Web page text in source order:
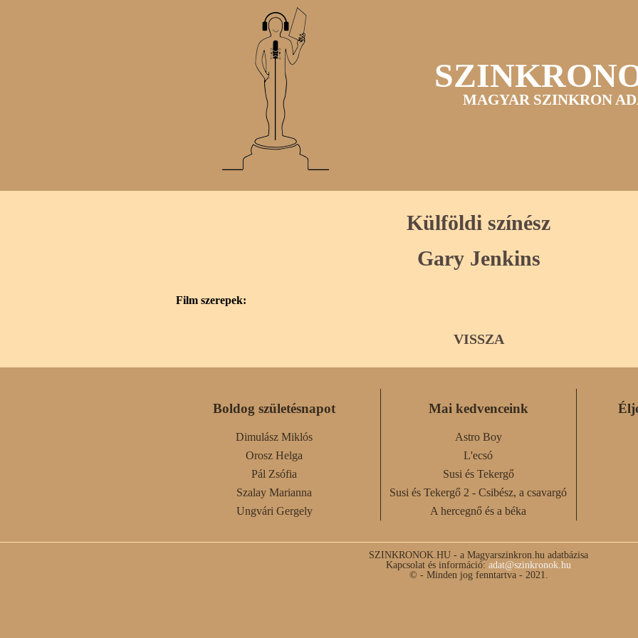
MAGYAR SZINKRON
Külföldi színész
Gary Jenkins
Film szerepek:
VISSZA
Boldog születésnapot
Dimulász Miklós
Orosz Helga
Pál Zsófia
Szalay Marianna
Ungvári Gergely
Mai kedvenceink
Astro Boy
L'ecsó
Susi és Tekergő
Susi és Tekergő 2 - Csibész, a csavargó
A hercegnő és a béka
SZINKRONOK.HU - a Magyarszinkron.hu adatbázisa
Kapcsolat és információ: adat@szinkronok.hu
© - Minden jog fenntartva - 2021.